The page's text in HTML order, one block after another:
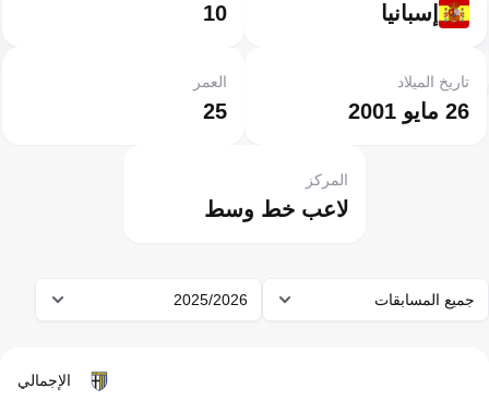
إسبانيا 10
26 مايو 2001
تاريخ الميلاد
25
العمر
لاعب خط وسط
المركز
جميع المسابقات 2025/2026
الإجمالي